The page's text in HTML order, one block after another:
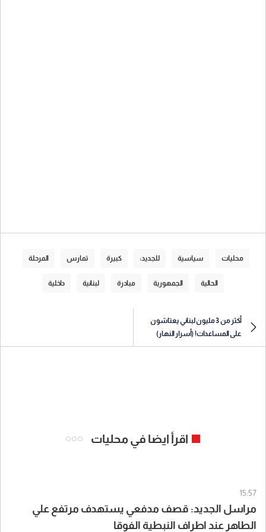
محليات سياسية للجديد: كبيرة تمارس المرحلة
الحالية الجمهورية مبادرة لبنانية داخلية
أكثر من 3 مليون لبناني يعتاشون
على المساعدات! (أسرار النهار)
اقرأ ايضا في محليات
15:57
مراسل الجديد: قصف مدفعي يستهدف مرتفع علي
الطاهر عند اطراف النبطية الفوقا